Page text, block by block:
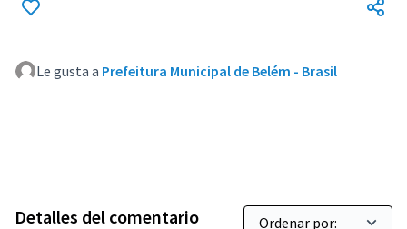
Le gusta a Prefeitura Municipal de Belém - Brasil
Detalles del comentario